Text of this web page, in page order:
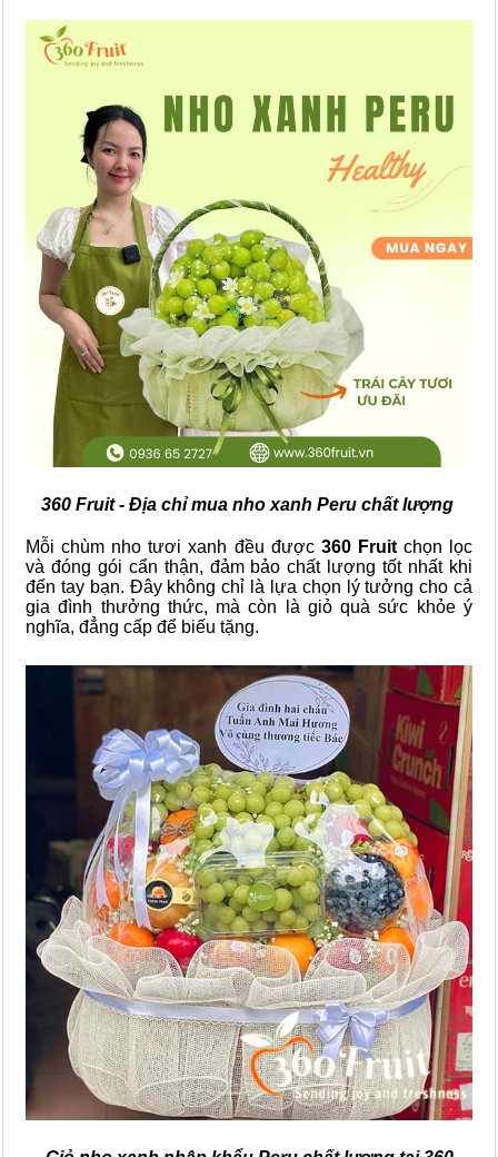
360 Fruit - Địa chỉ mua nho xanh Peru chất lượng
Mỗi chùm nho tươi xanh đều được 360 Fruitchọn lọc
và đóng gói cẩn thận, đảm bảo chất lượng tốt nhất khi
đến tay bạn. Đây không chỉ là lựa chọn lý tưởng cho cả
gia đình thưởng thức, mà còn là giỏ quà sức khỏe ý
nghĩa, đẳng cấp để biếu tặng.